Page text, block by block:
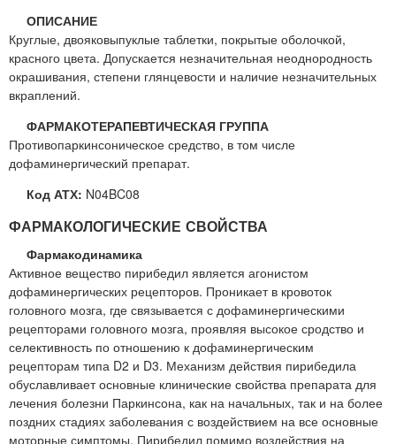
ОПИСАНИЕ
Круглые, двояковыпуклые таблетки, покрытые оболочкой,
красного цвета. Допускается незначительная неоднородность
окрашивания, степени глянцевости и наличие незначительных
вкраплений.
ФАРМАКОТЕРАПЕВТИЧЕСКАЯ ГРУППА
Противопаркинсоническое средство, в том числе
дофаминергический препарат.
Код АТХ: N04BC08
ФАРМАКОЛОГИЧЕСКИЕ СВОЙСТВА
Фармакодинамика
Активное вещество пирибедил является агонистом
дофаминергических рецепторов. Проникает в кровоток
головного мозга, где связывается с дофаминергическими
рецепторами головного мозга, проявляя высокое сродство и
селективность по отношению к дофаминергическим
рецепторам типа D2 и D3. Механизм действия пирибедила
обуславливает основные клинические свойства препарата для
лечения болезни Паркинсона, как на начальных, так и на более
поздних стадиях заболевания с воздействием на все основные
моторные симптомы. Пирибедил помимо воздействия на